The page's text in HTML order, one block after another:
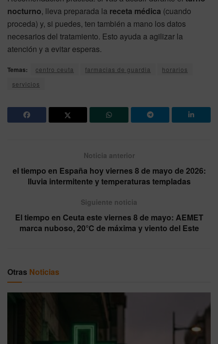
nocturno, lleva preparada la receta médica (cuando
proceda) y, si puedes, ten también a mano los datos
necesarios del tratamiento. Esto ayuda a agilizar la
atención y a evitar esperas.
Temas: centro ceuta farmacias de guardia
horarios
servicios
Noticia anterior
el tiempo en España hoy viernes 8 de mayo de 2026:
lluvia intermitente y temperaturas templadas
Siguiente noticia
El tiempo en Ceuta este viernes 8 de mayo: AEMET
marca nuboso, 20°C de máxima y viento del Este
Otras Noticias